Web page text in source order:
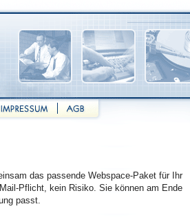
das passende Webspace-Paket für Ihr
Pflicht, kein Risiko. Sie können am Ende
passt.